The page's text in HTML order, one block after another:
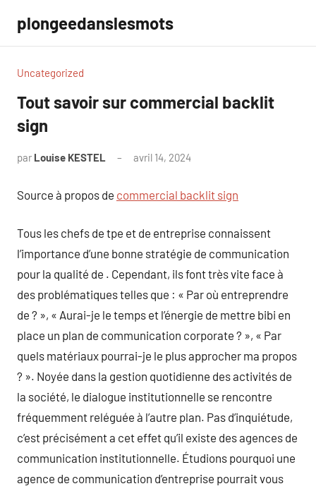
contenu
plongeedanslesmots
Uncategorized
Tout savoir sur commercial backlit
sign
par Louise KESTEL avril 14, 2024
Source à propos de commercial backlit sign
Tous les chefs de tpe et de entreprise connaissent
l’importance d’une bonne stratégie de communication
pour la qualité de . Cependant, ils font très vite face à
des problématiques telles que : « Par où entreprendre
de ? », « Aurai-je le temps et l’énergie de mettre bibi en
place un plan de communication corporate ? », « Par
quels matériaux pourrai-je le plus approcher ma propos
? ». Noyée dans la gestion quotidienne des activités de
la société, le dialogue institutionnelle se rencontre
fréquemment reléguée à l’autre plan. Pas d’inquiétude,
c’est précisément a cet effet qu’il existe des agences de
communication institutionnelle. Étudions pourquoi une
agence de communication d’entreprise pourrait vous